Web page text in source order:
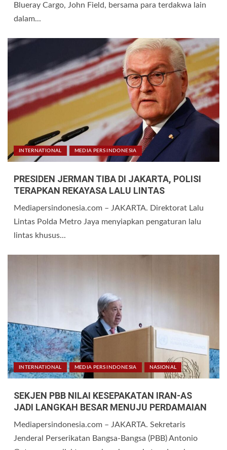
Blueray Cargo, John Field, bersama para terdakwa lain
dalam...
INTERNATIONAL MEDIA PERS INDONESIA
PRESIDEN JERMAN TIBA DI JAKARTA, POLISI
TERAPKAN REKAYASA LALU LINTAS
Mediapersindonesia.com – JAKARTA. Direktorat Lalu
Lintas Polda Metro Jaya menyiapkan pengaturan lalu
lintas khusus...
INTERNATIONAL MEDIA PERS INDONESIA NASIONAL
SEKJEN PBB NILAI KESEPAKATAN IRAN-AS
JADI LANGKAH BESAR MENUJU PERDAMAIAN
Mediapersindonesia.com – JAKARTA. Sekretaris
Jenderal Perserikatan Bangsa-Bangsa (PBB) Antonio